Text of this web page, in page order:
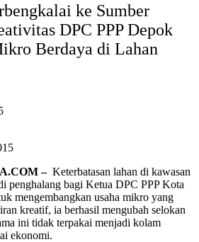
ke Sumber
DPC PPP Depok
Berdaya di Lahan
– Keterbatasan lahan di kawasan
penghalang bagi Ketua DPC PPP Kota
mengembangkan usaha mikro yang
kreatif, ia berhasil mengubah selokan
ini tidak terpakai menjadi kolam
ekonomi.